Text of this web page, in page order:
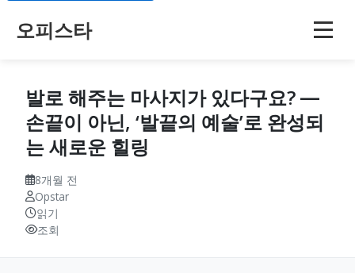
오피스타
발로 해주는 마사지가 있다구요? ―
손끝이 아닌, ‘발끝의 예술’로 완성되
는 새로운 힐링
8개월 전
Opstar
읽기
조회